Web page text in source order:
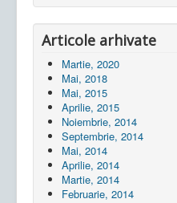
Articole arhivate
Martie, 2020
Mai, 2018
Mai, 2015
Aprilie, 2015
Noiembrie, 2014
Septembrie, 2014
Mai, 2014
Aprilie, 2014
Martie, 2014
Februarie, 2014